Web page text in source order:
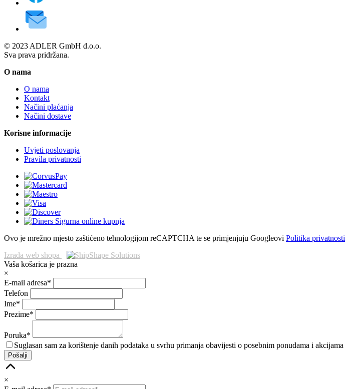
© 2023 ADLER GmbH d.o.o.
Sva prava pridržana.
O nama
O nama
Kontakt
Načini plaćanja
Načini dostave
Korisne informacije
Uvjeti poslovanja
Pravila privatnosti
Ovo je mrežno mjesto zaštićeno tehnologijom reCAPTCHA te se primjenjuju Googleovi Politika privatnosti
Izrada web shopa
Vaša košarica je prazna
×
E-mail adresa*
Telefon
Ime*
Prezime*
Poruka*
Suglasan sam za korištenje danih podataka u svrhu primanja obavijesti o posebnim ponudama i akcijama
Pošalji
×